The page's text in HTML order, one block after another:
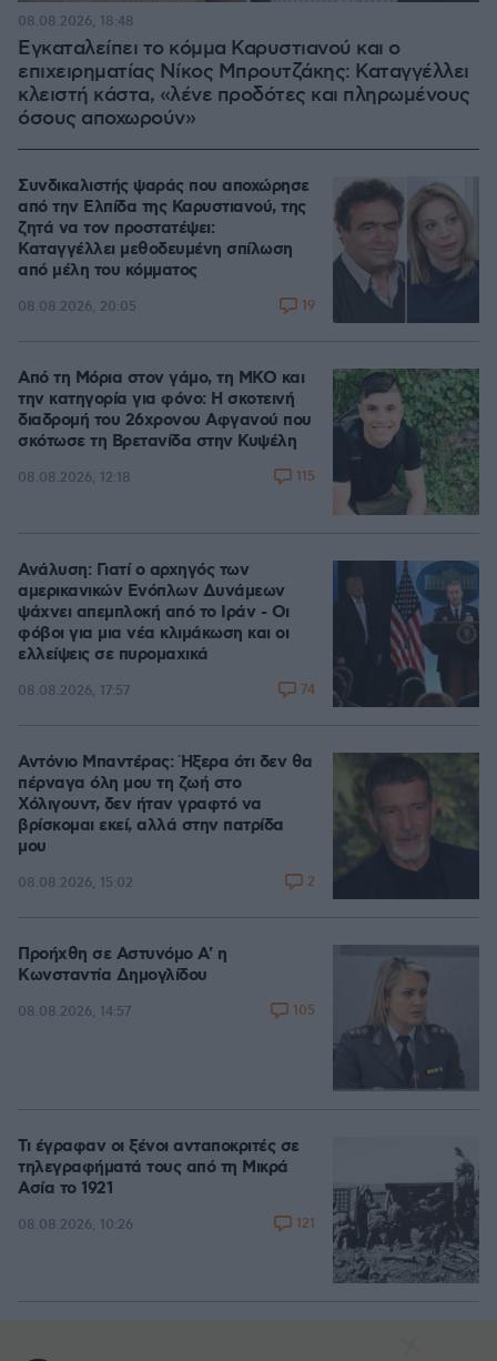
Εγκαταλείπει το κόμμα Καρυστιανού και ο
επιχειρηματίας Νίκος Μπρουτζάκης: Καταγγέλλει
κλειστή κάστα, «λένε προδότες και πληρωμένους
όσους αποχωρούν»
08.08.2026, 18:48
Συνδικαλιστής ψαράς που αποχώρησε
από την Ελπίδα της Καρυστιανού, της
ζητά να τον προστατέψει:
Καταγγέλλει μεθοδευμένη σπίλωση
από μέλη του κόμματος
08.08.2026, 20:05 19
Από τη Μόρια στον γάμο, τη ΜΚΟ και
την κατηγορία για φόνο: Η σκοτεινή
διαδρομή του 26χρονου Αφγανού που
σκότωσε τη Βρετανίδα στην Κυψέλη
08.08.2026, 12:18 115
Ανάλυση: Γιατί ο αρχηγός των
αμερικανικών Ενόπλων Δυνάμεων
ψάχνει απεμπλοκή από το Ιράν - Οι
φόβοι για μια νέα κλιμάκωση και οι
ελλείψεις σε πυρομαχικά
08.08.2026, 17:57 74
Αντόνιο Μπαντέρας: Ήξερα ότι δεν θα
πέρναγα όλη μου τη ζωή στο
Χόλιγουντ, δεν ήταν γραφτό να
βρίσκομαι εκεί, αλλά στην πατρίδα
μου
08.08.2026, 15:02 2
Προήχθη σε Αστυνόμο Α' η
Κωνσταντία Δημογλίδου
08.08.2026, 14:57 105
Τι έγραφαν οι ξένοι ανταποκριτές σε
τηλεγραφήματά τους από τη Μικρά
Ασία το 1921
08.08.2026, 10:26 121